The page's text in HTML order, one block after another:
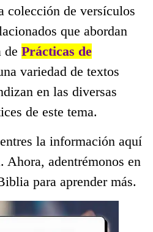
colección de versículos
que abordan
de Prácticas de
variedad de textos
en las diversas
de este tema.
la información aquí
Ahora, adentrémonos en
para aprender más.